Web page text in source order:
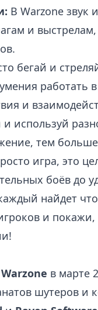
В Warzone звук
и
бегай и
работать
и
и используй
тем
игра, это
боёв до
найдет
и покажи,
в марте
шутеров и